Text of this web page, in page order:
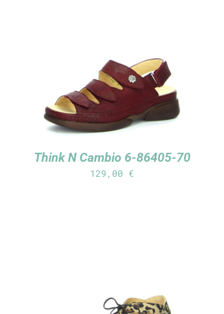
Think N Cambio 6-86405-70
129,00 €
TUTUSTU TUOTTEESEEN / LISÄTIEDOT